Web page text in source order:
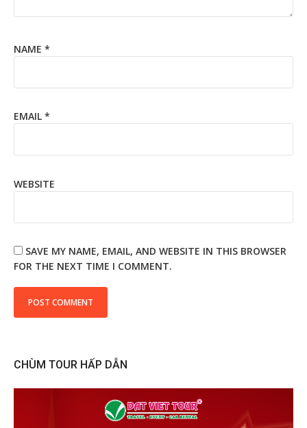
NAME *
EMAIL *
WEBSITE
SAVE MY NAME, EMAIL, AND WEBSITE IN THIS BROWSER
FOR THE NEXT TIME I COMMENT.
CHÙM TOUR HẤP DẪN